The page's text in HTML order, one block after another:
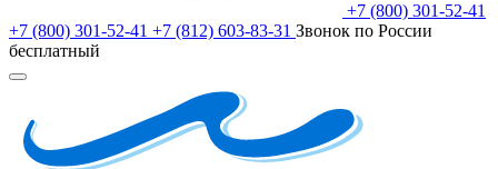
+7 (800) 301-52-41
+7 (800) 301-52-41 +7 (812) 603-83-31 Звонок по России
бесплатный